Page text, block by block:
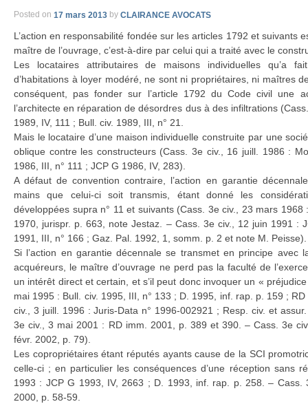
Posted on 17 mars 2013 by CLAIRANCE AVOCATS
L’action en responsabilité fondée sur les articles 1792 et suivants
maître de l’ouvrage, c’est-à-dire par celui qui a traité avec le
Les locataires attributaires de maisons individuelles qu’a
d’habitations à loyer modéré, ne sont ni propriétaires, ni maîtres
conséquent, pas fonder sur l’article 1792 du Code civil une
l’architecte en réparation de désordres dus à des infiltrations
1989, IV, 111 ; Bull. civ. 1989, III, n° 21.
Mais le locataire d’une maison individuelle construite par une
oblique contre les constructeurs (Cass. 3e civ., 16 juill. 1986 :
1986, III, n° 111 ; JCP G 1986, IV, 283).
A défaut de convention contraire, l’action en garantie
mains que celui-ci soit transmis, étant donné les
développées supra n° 11 et suivants (Cass. 3e civ., 23 mars 1968
1970, jurispr. p. 663, note Jestaz. – Cass. 3e civ., 12 juin 1991 :
1991, III, n° 166 ; Gaz. Pal. 1992, 1, somm. p. 2 et note M. Peisse).
Si l’action en garantie décennale se transmet en principe avec
acquéreurs, le maître d’ouvrage ne perd pas la faculté de
un intérêt direct et certain, et s’il peut donc invoquer un «
mai 1995 : Bull. civ. 1995, III, n° 133 ; D. 1995, inf. rap. p. 159 ;
civ., 3 juill. 1996 : Juris-Data n° 1996-002921 ; Resp. civ. et
3e civ., 3 mai 2001 : RD imm. 2001, p. 389 et 390. – Cass. 3e
févr. 2002, p. 79).
Les copropriétaires étant réputés ayants cause de la SCI
celle-ci ; en particulier les conséquences d’une réception sans
1993 : JCP G 1993, IV, 2663 ; D. 1993, inf. rap. p. 258. – Cass.
2000, p. 58-59.